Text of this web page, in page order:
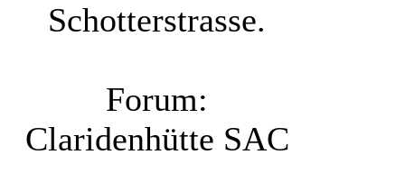
Schotterstrasse.
Forum:
Claridenhütte SAC